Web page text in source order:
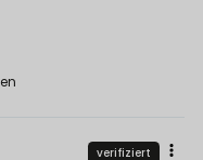
verifiziert